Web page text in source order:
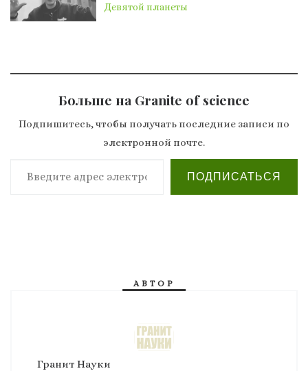
Девятой планеты
Больше на Granite of science
Подпишитесь, чтобы получать последние записи по
электронной почте.
Введите адрес электронной почты…
ПОДПИСАТЬСЯ
АВТОР
Гранит Науки